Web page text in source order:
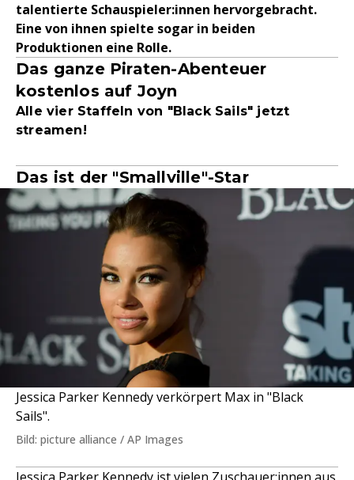
talentierte Schauspieler:innen hervorgebracht.
Eine von ihnen spielte sogar in beiden
Produktionen eine Rolle.
Das ganze Piraten-Abenteuer
kostenlos auf Joyn
Alle vier Staffeln von "Black Sails" jetzt
streamen!
Das ist der "Smallville"-Star
Jessica Parker Kennedy verkörpert Max in "Black
Sails".
Bild: picture alliance / AP Images